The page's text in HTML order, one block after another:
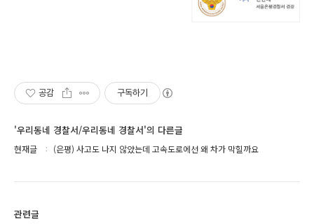
공감 구독하기
'우리동네 경찰서/우리동네 경찰서'의 다른글
현재글 (은평) 사고도 나지 않았는데 고속도로에선 왜 차가 막힐까요
관련글